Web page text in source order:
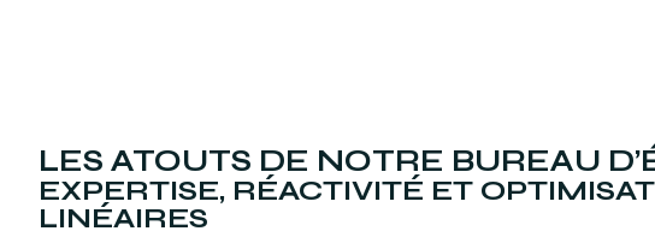
LES ATOUTS DE NOTRE BUREAU
EXPERTISE, RÉACTIVITÉ ET
LINÉAIRES